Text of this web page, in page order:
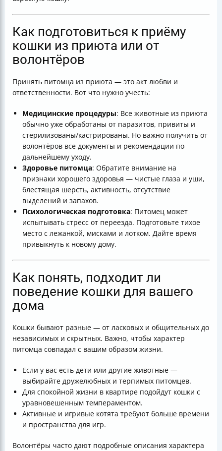
Как подготовиться к приёму
кошки из приюта или от
волонтёров
Принять питомца из приюта — это акт любви и
ответственности. Вот что нужно учесть:
Медицинские процедуры: Все животные из приюта
обычно уже обработаны от паразитов, привиты и
стерилизованы/кастрированы. Но важно получить от
волонтёров все документы и рекомендации по
дальнейшему уходу.
Здоровье питомца: Обратите внимание на
признаки хорошего здоровья — чистые глаза и уши,
блестящая шерсть, активность, отсутствие
выделений и запахов.
Психологическая подготовка: Питомец может
испытывать стресс от переезда. Подготовьте тихое
место с лежанкой, мисками и лотком. Дайте время
привыкнуть к новому дому.
Как понять, подходит ли
поведение кошки для вашего
дома
Кошки бывают разные — от ласковых и общительных до
независимых и скрытных. Важно, чтобы характер
питомца совпадал с вашим образом жизни.
Если у вас есть дети или другие животные —
выбирайте дружелюбных и терпимых питомцев.
Для спокойной жизни в квартире подойдут кошки с
уравновешенным темпераментом.
Активные и игривые котята требуют больше времени
и пространства для игр.
Волонтёры часто дают подробные описания характера